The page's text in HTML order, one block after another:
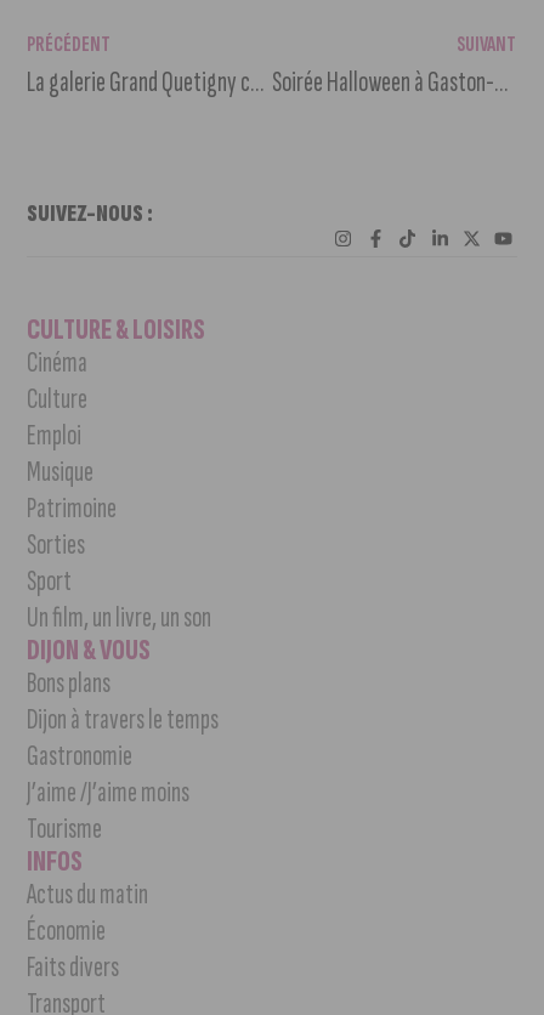
PRÉCÉDENT
La galerie Grand Quetigny célèbre Día de los Muertos
SUIVANT
Soirée Halloween à Gaston-Gérard : passez un moment merveilleux en famille !
SUIVEZ-NOUS :
CULTURE & LOISIRS
Cinéma
Culture
Emploi
Musique
Patrimoine
Sorties
Sport
Un film, un livre, un son
DIJON & VOUS
Bons plans
Dijon à travers le temps
Gastronomie
J’aime /J’aime moins
Tourisme
INFOS
Actus du matin
Économie
Faits divers
Transport